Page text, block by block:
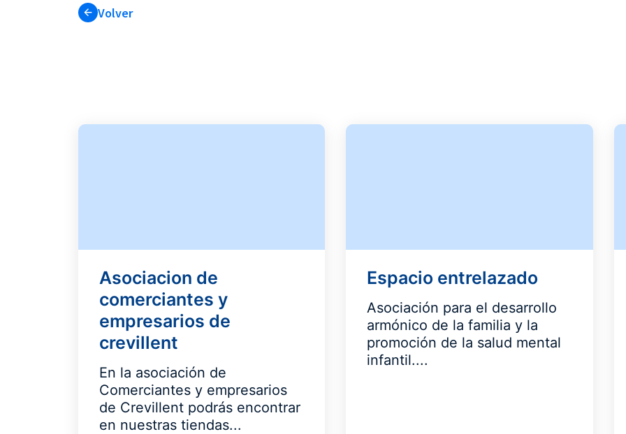
Volver
Asociacion de
comerciantes y
empresarios de
crevillent
En la asociación de
Comerciantes y empresarios
de Crevillent podrás encontrar
en nuestras tiendas...
Espacio entrelazado
Asociación para el desarrollo
armónico de la familia y la
promoción de la salud mental
infantil....